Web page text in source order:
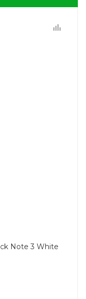
Note 3 White